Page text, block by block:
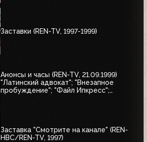
Заставки (REN-TV, 1997-1999)
Анонсы и часы (REN-TV, 21.09.1999)
"Латинский адвокат"; "Внезапное
пробуждение"; "Файл Ипкресс";
Заставка "Смотрите на канале" (REN-
HBC/REN-TV, 1997)